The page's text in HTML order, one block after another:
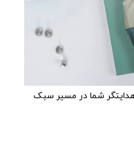
شما در مسیر سبک